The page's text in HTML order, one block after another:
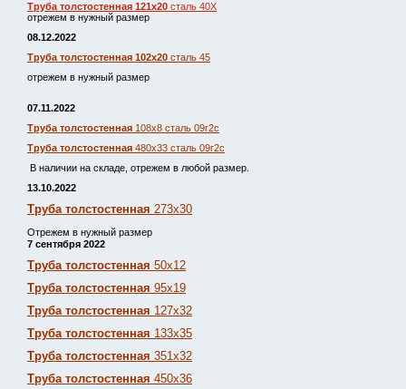
Труба толстостенная 121х20 сталь 40Х
отрежем в нужный размер
08.12.2022
Труба толстостенная 102х20 сталь 45
отрежем в нужный размер
07.11.2022
Труба толстостенная 108х8 сталь 09г2с
Труба толстостенная 480х33 сталь 09г2с
В наличии на складе, отрежем в любой размер.
13.10.2022
Труба толстостенная 273х30
Отрежем в нужный размер
7 сентября 2022
Труба толстостенная 50х12
Труба толстостенная 95х19
Труба толстостенная 127х32
Труба толстостенная 133х35
Труба толстостенная 351х32
Труба толстостенная 450х36